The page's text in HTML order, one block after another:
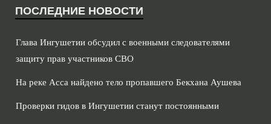
ПОСЛЕДНИЕ НОВОСТИ
Глава Ингушетии обсудил с военными следователями
защиту прав участников СВО
На реке Асса найдено тело пропавшего Бекхана Аушева
Проверки гидов в Ингушетии станут постоянными